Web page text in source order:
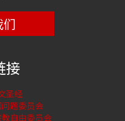
们
接
圣经
题委员会
自由委员会